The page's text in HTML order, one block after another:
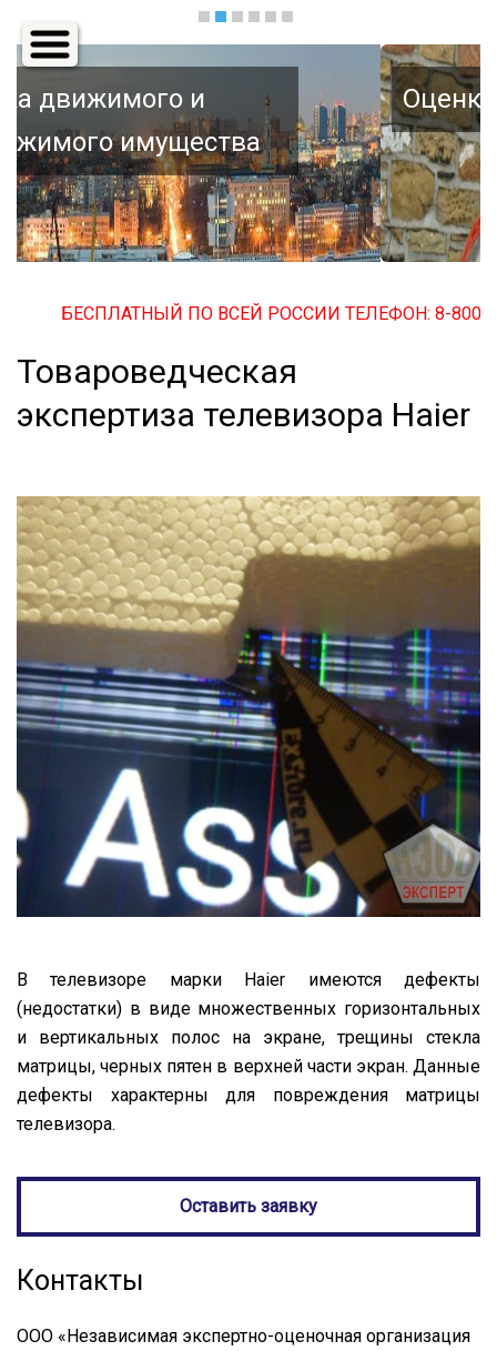
Основная
навигацияОценка автомобиля
БЕСПЛАТНЫЙ ПО ВСЕЙ РОССИИ ТЕЛЕФОН: 8-800-
Товароведческая
экспертиза телевизора Haier
В телевизоре марки Haier имеются дефекты
(недостатки) в виде множественных горизонтальных
и вертикальных полос на экране, трещины стекла
матрицы, черных пятен в верхней части экран. Данные
дефекты характерны для повреждения матрицы
телевизора.
Оставить заявку
Контакты
ООО «Независимая экспертно-оценочная организация